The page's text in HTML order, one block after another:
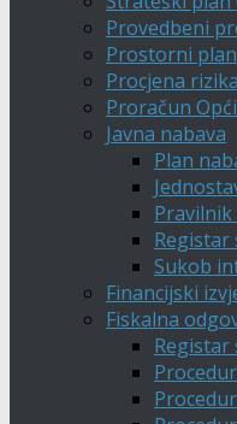
Provedbeni
Prostorni plan
Procjena
Proračun
Javna nabava
Plan
Sukob
Financijski
Fiskalna